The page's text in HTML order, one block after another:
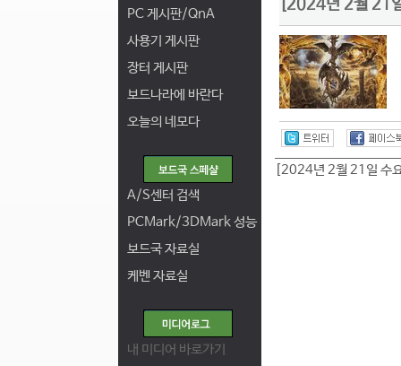
PC 게시판/QnA
사용기 게시판
장터 게시판
보드나라에 바란다
오늘의 네모다
A/S센터 검색
PCMark/3DMark 성능
보드국 자료실
케벤 자료실
내 미디어 바로가기
[2024년 2월 21
[2024년 2월 21일 수